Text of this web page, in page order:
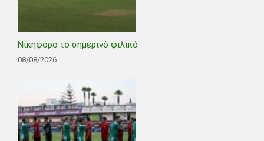
Νικηφόρο το σημερινό φιλικό
08/08/2026